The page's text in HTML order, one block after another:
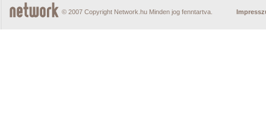
© 2007 Copyright Network.hu Minden jog fenntartva.